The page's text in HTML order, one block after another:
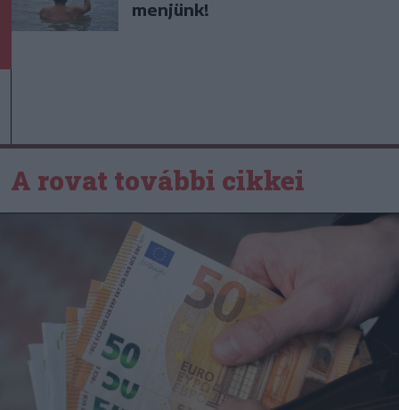
menjünk!
A rovat további cikkei